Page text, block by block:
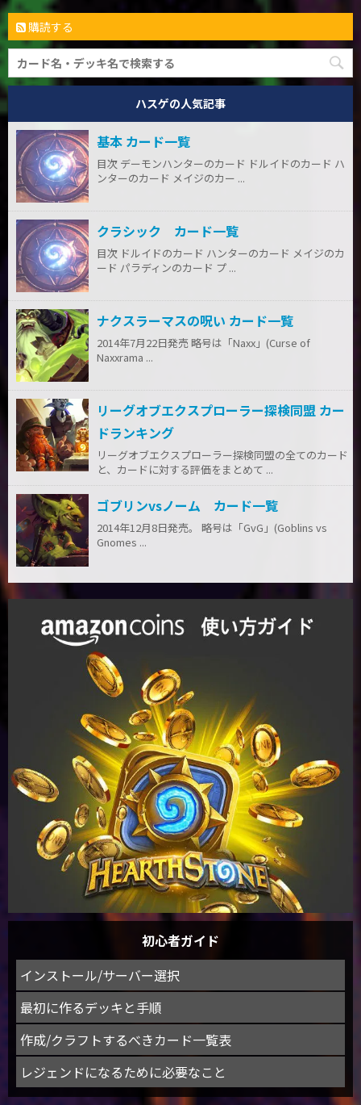
購読する
ハスゲの人気記事
基本 カード一覧
目次 デーモンハンターのカード ドルイドのカード ハ
ンターのカード メイジのカー ...
クラシック カード一覧
目次 ドルイドのカード ハンターのカード メイジのカ
ード パラディンのカード プ ...
ナクスラーマスの呪い カード一覧
2014年7月22日発売 略号は「Naxx」(Curse of
Naxxrama ...
リーグオブエクスプローラー探検同盟 カー
ドランキング
リーグオブエクスプローラー探検同盟の全てのカード
と、カードに対する評価をまとめて ...
ゴブリンvsノーム カード一覧
2014年12月8日発売。 略号は「GvG」(Goblins vs
Gnomes ...
初心者ガイド
インストール/サーバー選択
最初に作るデッキと手順
作成/クラフトするべきカード一覧表
レジェンドになるために必要なこと